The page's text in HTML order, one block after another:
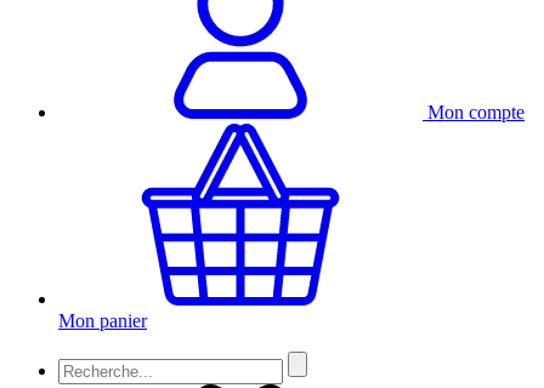
Mon compte
Mon panier